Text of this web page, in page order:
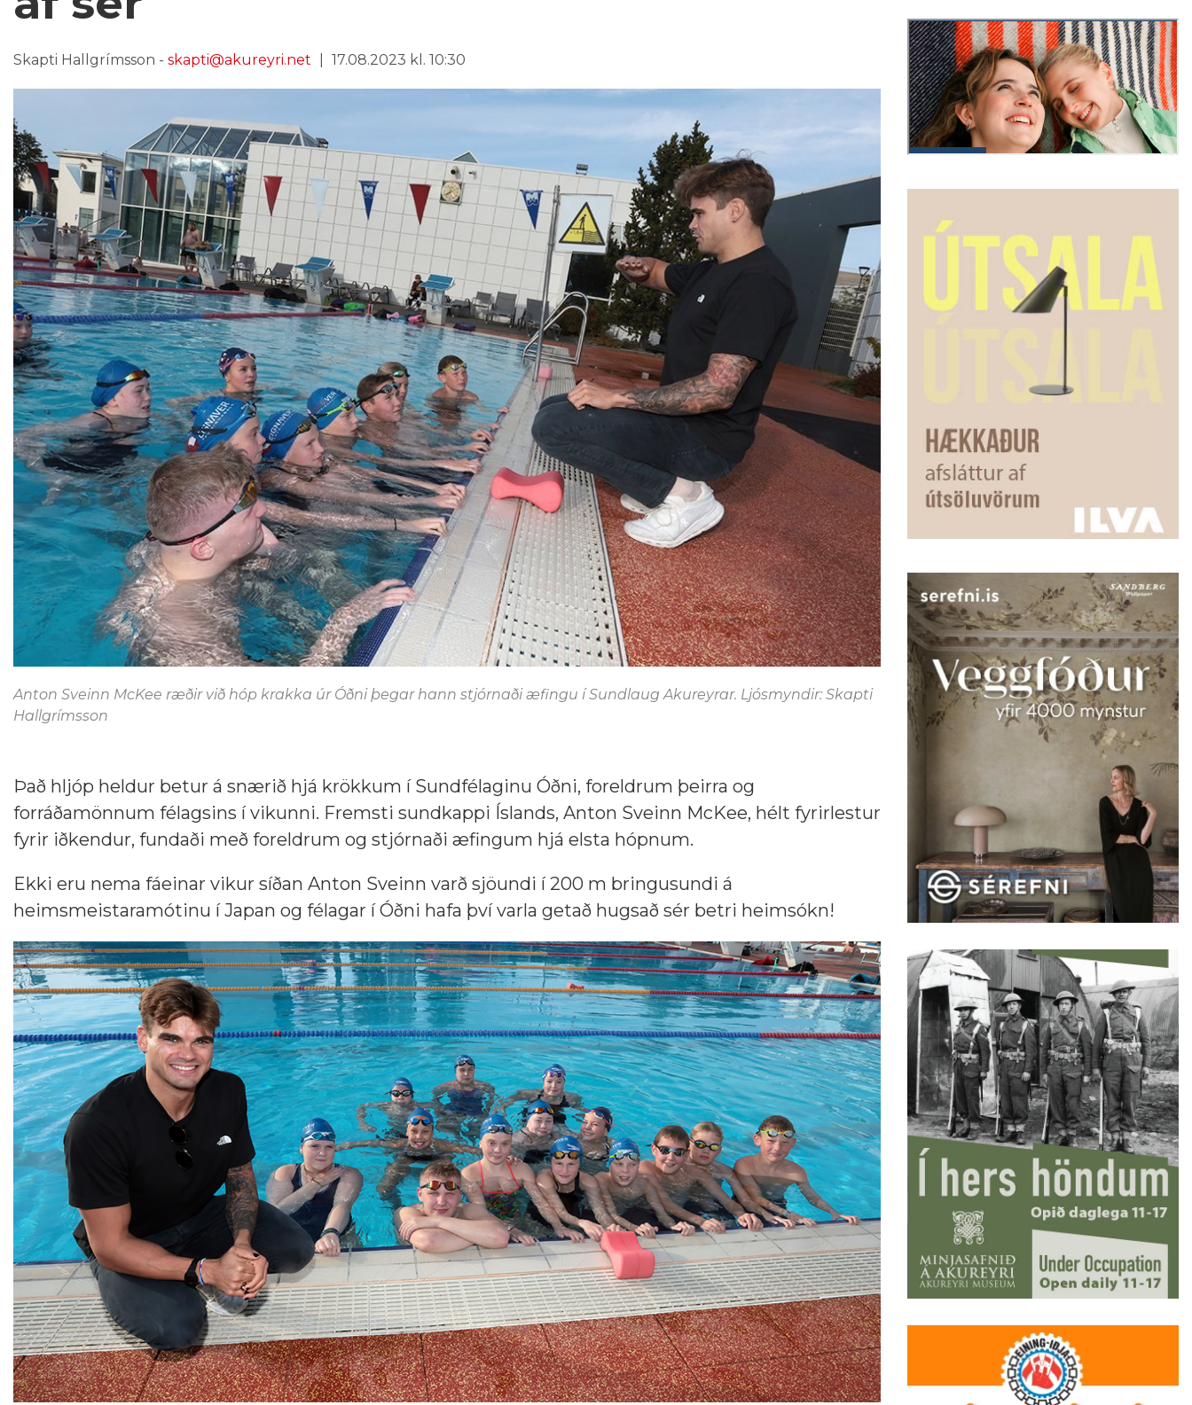
Skapti Hallgrímsson - skapti@akureyri.net 17.08.2023 kl. 10:30
Anton Sveinn McKee ræðir við hóp krakka úr Óðni þegar hann stjórnaði æfingu í Sundlaug Akureyrar. Ljósmyndir: Skapti
Hallgrímsson
Það hljóp heldur betur á snærið hjá krökkum í Sundfélaginu Óðni, foreldrum þeirra og
forráðamönnum félagsins í vikunni. Fremsti sundkappi Íslands, Anton Sveinn McKee, hélt fyrirlestur
fyrir iðkendur, fundaði með foreldrum og stjórnaði æfingum hjá elsta hópnum.
Ekki eru nema fáeinar vikur síðan Anton Sveinn varð sjöundi í 200 m bringusundi á
heimsmeistaramótinu í Japan og félagar í Óðni hafa því varla getað hugsað sér betri heimsókn!